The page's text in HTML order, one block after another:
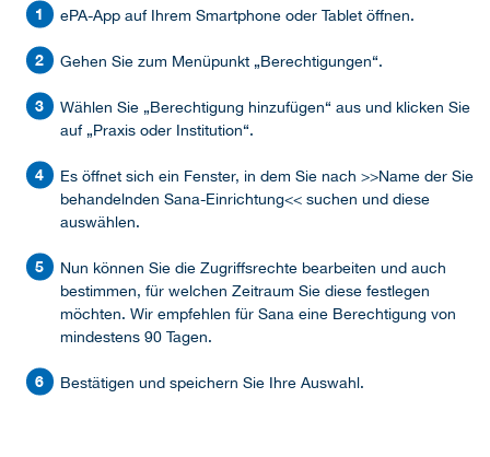
ePA-App auf Ihrem Smartphone oder Tablet öffnen.
Gehen Sie zum Menüpunkt „Berechtigungen“.
Wählen Sie „Berechtigung hinzufügen“ aus und klicken Sie
auf „Praxis oder Institution“.
Es öffnet sich ein Fenster, in dem Sie nach >>Name der Sie
behandelnden Sana-Einrichtung<< suchen und diese
auswählen.
Nun können Sie die Zugriffsrechte bearbeiten und auch
bestimmen, für welchen Zeitraum Sie diese festlegen
möchten. Wir empfehlen für Sana eine Berechtigung von
mindestens 90 Tagen.
Bestätigen und speichern Sie Ihre Auswahl.